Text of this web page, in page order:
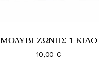
ΜΟΛΥΒΙ ΖΩΝΗΣ 1 ΚΙΛΟ
10,00 €